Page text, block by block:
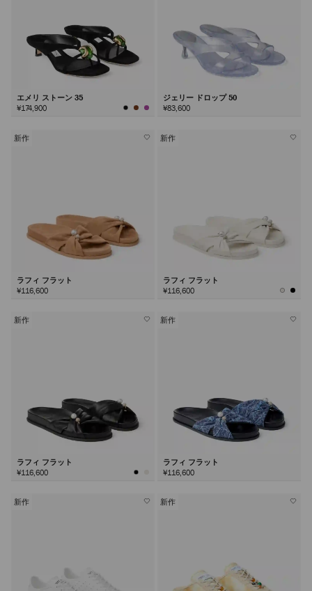
エメリ ストーン 35
¥174,900
ジェリー ドロップ 50
¥83,600
新作
ラフィ フラット
¥116,600
新作
ラフィ フラット
¥116,600
新作
ラフィ フラット
¥116,600
新作
ラフィ フラット
¥116,600
新作 新作